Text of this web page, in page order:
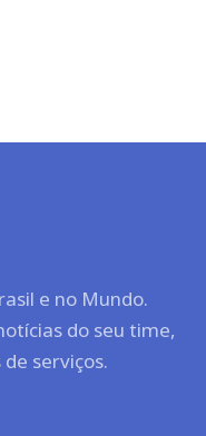
e no Mundo.
do seu time,
serviços.